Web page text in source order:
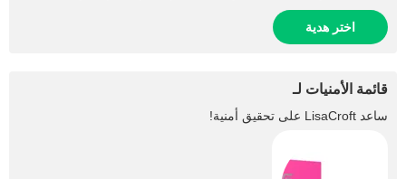
اختر هدية
قائمة الأمنيات لـ
ساعد LisaCroft على تحقيق أمنية!